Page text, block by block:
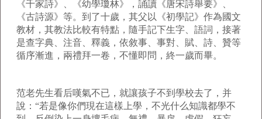
《千家詩》、《幼學瓊林》，誦讀《唐宋詩舉要》、
《古詩源》等。到了十歲，其父以《初學記》作為國文
教材，其教法比較有特點，隨手記下生字、語詞，接著
是查字典、注音、釋義，依敘事、事對、賦、詩、贊等
循序漸進，兩禮拜一卷，不懂即問，終一歲而畢。
范老先生看后嘆氣不已，就讓孩子不到學校去了，并
說：“若是像你們現在這樣上學，不光什么知識都學不